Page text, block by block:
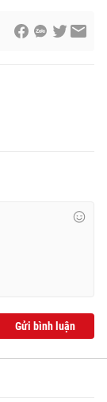
Gửi bình luận